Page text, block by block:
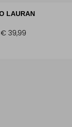
LAURAN
€ 39,99